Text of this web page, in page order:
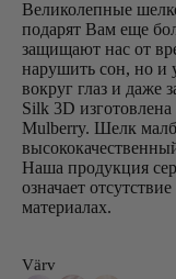
цена
составляла
40,00 €.
цена:
29,00 €.
Великолепные
подарят Вам еще
защищают нас от
нарушить сон, но и
вокруг глаз и даже
Silk 3D
Mulberry. Шелк
Наша продукция
означает
материалах.
Värv